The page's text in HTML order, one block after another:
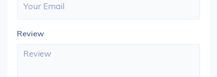
Review